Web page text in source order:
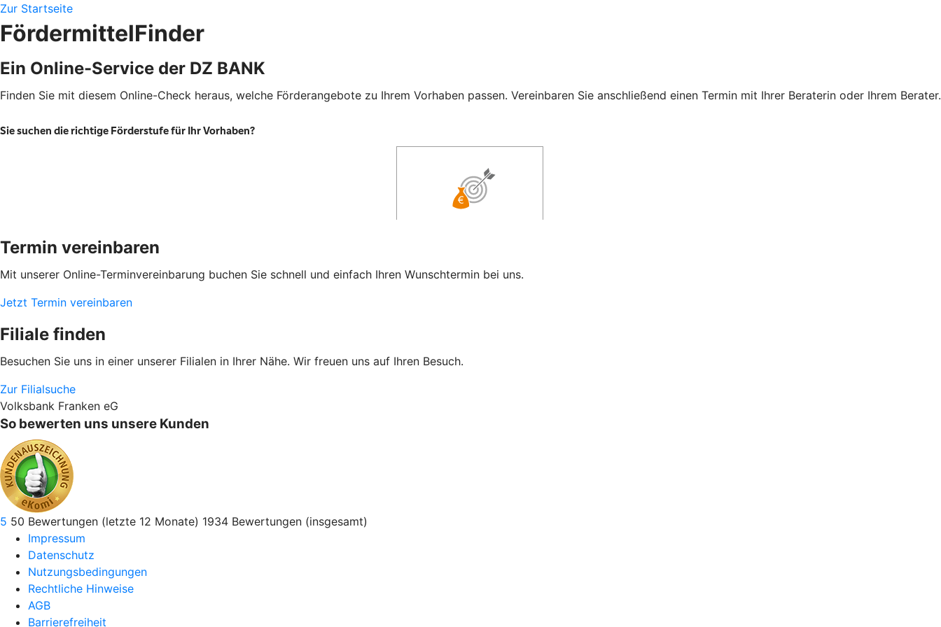
Zur Startseite
FördermittelFinder
Ein Online-Service der DZ BANK
Finden Sie mit diesem Online-Check heraus, welche Förderangebote zu Ihrem Vorhaben passen. Vereinbaren Sie anschließend einen Termin mit Ihrer Beraterin oder Ihrem Berater.
Termin vereinbaren
Mit unserer Online-Terminvereinbarung buchen Sie schnell und einfach Ihren Wunschtermin bei uns.
Jetzt Termin vereinbaren
Filiale finden
Besuchen Sie uns in einer unserer Filialen in Ihrer Nähe. Wir freuen uns auf Ihren Besuch.
Zur Filialsuche
Volksbank Franken eG
So bewerten uns unsere Kunden
5 50 Bewertungen (letzte 12 Monate) 1934 Bewertungen (insgesamt)
Impressum
Datenschutz
Nutzungsbedingungen
Rechtliche Hinweise
AGB
Barrierefreiheit